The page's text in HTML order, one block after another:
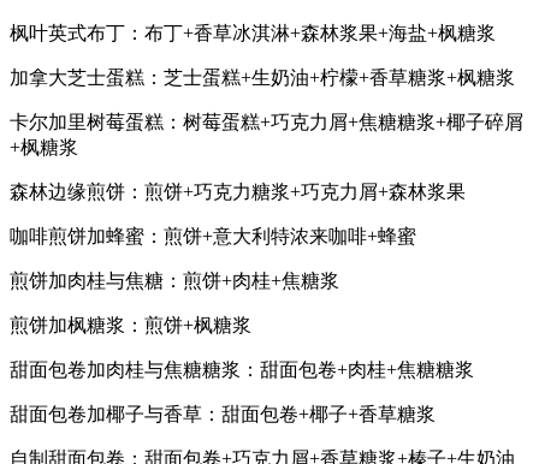
枫叶英式布丁：布丁+香草冰淇淋+森林浆果+海盐+枫糖浆
加拿大芝士蛋糕：芝士蛋糕+生奶油+柠檬+香草糖浆+枫糖浆
卡尔加里树莓蛋糕：树莓蛋糕+巧克力屑+焦糖糖浆+椰子碎屑
+枫糖浆
森林边缘煎饼：煎饼+巧克力糖浆+巧克力屑+森林浆果
咖啡煎饼加蜂蜜：煎饼+意大利特浓来咖啡+蜂蜜
煎饼加肉桂与焦糖：煎饼+肉桂+焦糖浆
煎饼加枫糖浆：煎饼+枫糖浆
甜面包卷加肉桂与焦糖糖浆：甜面包卷+肉桂+焦糖糖浆
甜面包卷加椰子与香草：甜面包卷+椰子+香草糖浆
自制甜面包卷：甜面包卷+巧克力屑+香草糖浆+榛子+生奶油